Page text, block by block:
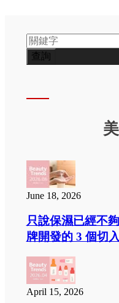
June 18, 2026
只說保濕已經不
牌開發的 3 個切
April 15, 2026